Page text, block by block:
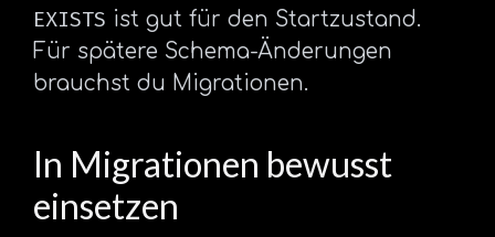
EXISTS ist gut für den Startzustand.
Für spätere Schema-Änderungen
brauchst du Migrationen.
In Migrationen bewusst
einsetzen